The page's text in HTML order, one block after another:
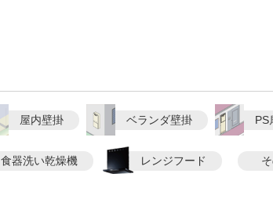
屋内壁掛 ベランダ壁掛 PS
食器洗い乾燥機 レンジフード